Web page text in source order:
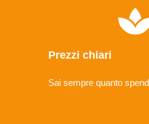
Prezzi chiari
Sai sempre quanto